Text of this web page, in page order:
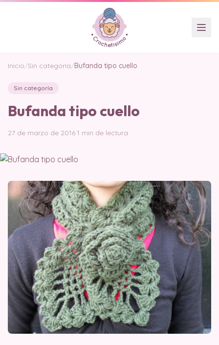
Inicio/Sin categoría/Bufanda tipo cuello
Sin categoría
Bufanda tipo cuello
27 de marzo de 2016·1 min de lectura